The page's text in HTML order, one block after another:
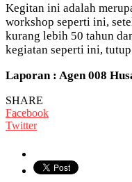
Kegitan ini adalah
workshop seperti ini,
kurang lebih 50 tahun
kegiatan seperti ini,
Laporan : Agen 008
SHARE
Facebook
Twitter